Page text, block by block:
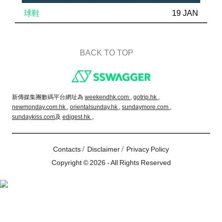
球鞋 19 JAN
BACK TO TOP
新傳媒集團數碼平台網址為 weekendhk.com , gotrip.hk ,
newmonday.com.hk , orientalsunday.hk , sundaymore.com ,
sundaykiss.com及 edigest.hk 。
Contacts/ Disclaimer/ Privacy Policy
Copyright © 2026 - All Rights Reserved